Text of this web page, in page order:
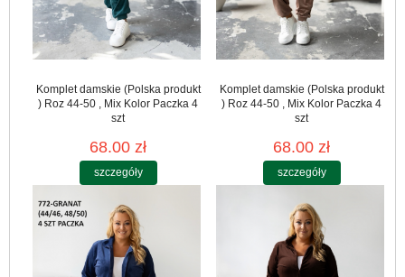
Komplet damskie (Polska produkt
) Roz 44-50 , Mix Kolor Paczka 4
szt
68.00 zł
szczegóły
Komplet damskie (Polska produkt
) Roz 44-50 , Mix Kolor Paczka 4
szt
68.00 zł
szczegóły